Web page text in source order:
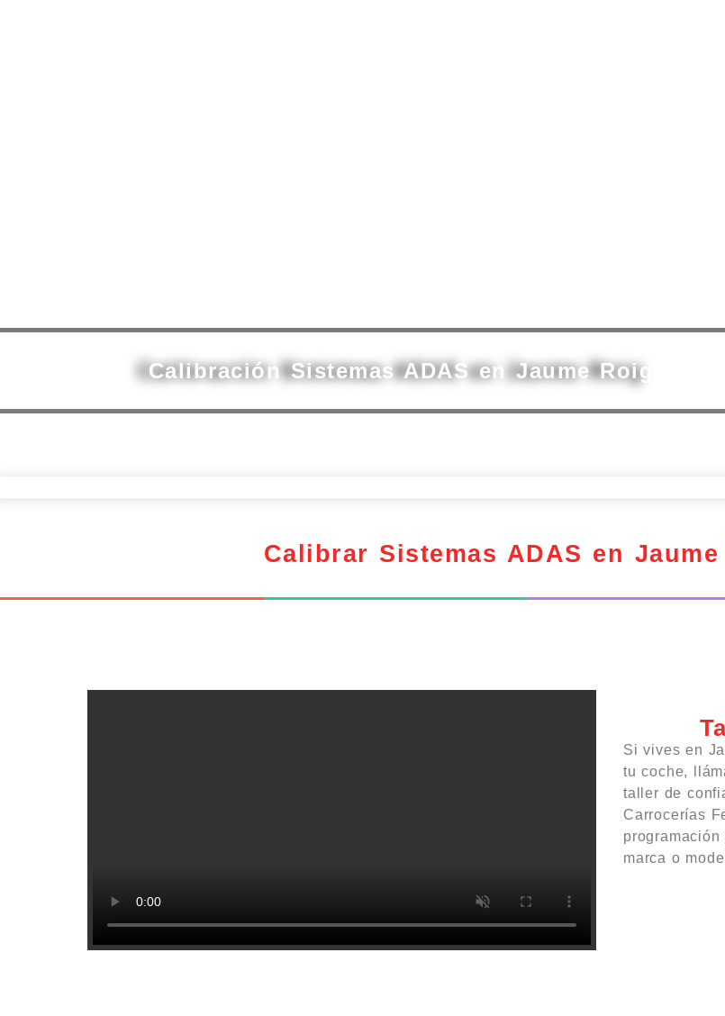
Calibración Sistemas ADAS en Jaume Roig
Calibrar Sistemas ADAS en
Si vives en
tu coche,
taller de
Carrocerías
marca o